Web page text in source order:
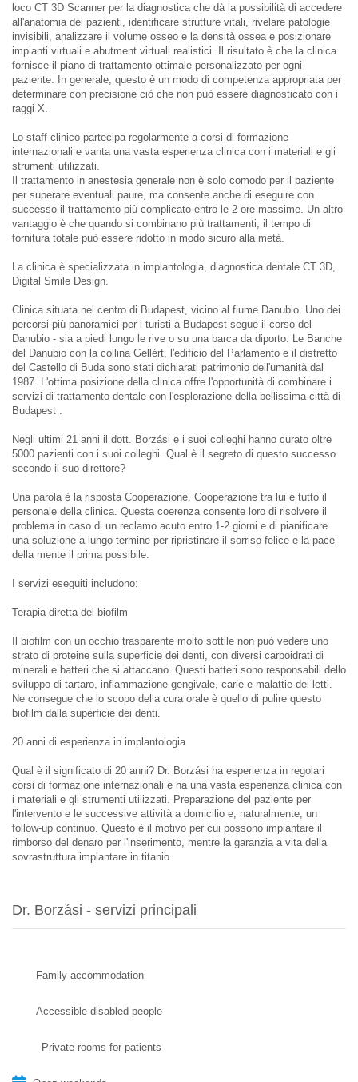
loco CT 3D Scanner per la diagnostica che dà la possibilità di accedere
all'anatomia dei pazienti, identificare strutture vitali, rivelare patologie
invisibili, analizzare il volume osseo e la densità ossea e posizionare
impianti virtuali e abutment virtuali realistici. Il risultato è che la clinica
fornisce il piano di trattamento ottimale personalizzato per ogni
paziente. In generale, questo è un modo di competenza appropriata per
determinare con precisione ciò che non può essere diagnosticato con i
raggi X.
Lo staff clinico partecipa regolarmente a corsi di formazione
internazionali e vanta una vasta esperienza clinica con i materiali e gli
strumenti utilizzati.
Il trattamento in anestesia generale non è solo comodo per il paziente
per superare eventuali paure, ma consente anche di eseguire con
successo il trattamento più complicato entro le 2 ore massime. Un altro
vantaggio è che quando si combinano più trattamenti, il tempo di
fornitura totale può essere ridotto in modo sicuro alla metà.
La clinica è specializzata in implantologia, diagnostica dentale CT 3D,
Digital Smile Design.
Clinica situata nel centro di Budapest, vicino al fiume Danubio. Uno dei
percorsi più panoramici per i turisti a Budapest segue il corso del
Danubio - sia a piedi lungo le rive o su una barca da diporto. Le Banche
del Danubio con la collina Gellért, l'edificio del Parlamento e il distretto
del Castello di Buda sono stati dichiarati patrimonio dell'umanità dal
1987. L'ottima posizione della clinica offre l'opportunità di combinare i
servizi di trattamento dentale con l'esplorazione della bellissima città di
Budapest .
Negli ultimi 21 anni il dott. Borzási e i suoi colleghi hanno curato oltre
5000 pazienti con i suoi colleghi. Qual è il segreto di questo successo
secondo il suo direttore?
Una parola è la risposta Cooperazione. Cooperazione tra lui e tutto il
personale della clinica. Questa coerenza consente loro di risolvere il
problema in caso di un reclamo acuto entro 1-2 giorni e di pianificare
una soluzione a lungo termine per ripristinare il sorriso felice e la pace
della mente il prima possibile.
I servizi eseguiti includono:
Terapia diretta del biofilm
Il biofilm con un occhio trasparente molto sottile non può vedere uno
strato di proteine ​​sulla superficie dei denti, con diversi carboidrati di
minerali e batteri che si attaccano. Questi batteri sono responsabili dello
sviluppo di tartaro, infiammazione gengivale, carie e malattie dei letti.
Ne consegue che lo scopo della cura orale è quello di pulire questo
biofilm dalla superficie dei denti.
20 anni di esperienza in implantologia
Qual è il significato di 20 anni? Dr. Borzási ha esperienza in regolari
corsi di formazione internazionali e ha una vasta esperienza clinica con
i materiali e gli strumenti utilizzati. Preparazione del paziente per
l'intervento e le successive attività a domicilio e, naturalmente, un
follow-up continuo. Questo è il motivo per cui possono impiantare il
rimborso del denaro per l'inserimento, mentre la garanzia a vita della
sovrastruttura implantare in titanio.
Dr. Borzási - servizi principali
Family accommodation
Accessible disabled people
Private rooms for patients